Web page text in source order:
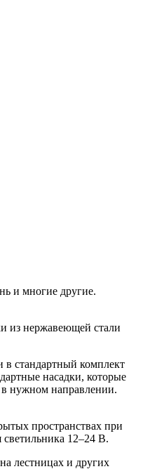
и многие другие.
из нержавеющей стали
в стандартный комплект
насадки, которые
в нужном направлении.
пространствах при
12–24 В.
лестницах и других